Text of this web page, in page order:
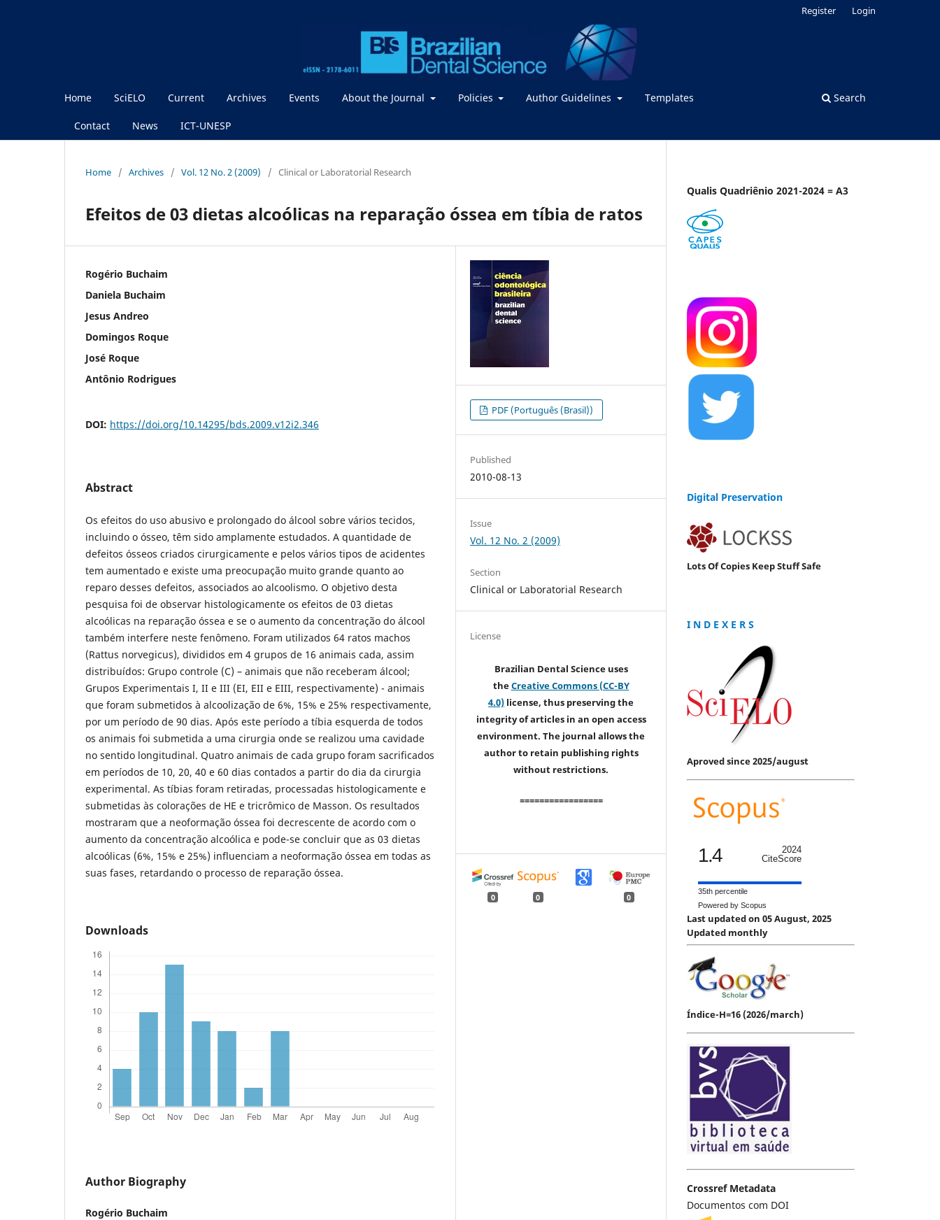
Home SciELO Current Archives Events About the Journal Policies Author Guidelines Templates
Contact News ICT-UNESP
Search
Register Login
Home / Archives / Vol. 12 No. 2 (2009) / Clinical or Laboratorial Research
Efeitos de 03 dietas alcoólicas na reparação óssea em tíbia de ratos
Rogério Buchaim
Daniela Buchaim
Jesus Andreo
Domingos Roque
José Roque
Antônio Rodrigues
DOI: https://doi.org/10.14295/bds.2009.v12i2.346
Abstract
Os efeitos do uso abusivo e prolongado do álcool sobre vários tecidos,
incluindo o ósseo, têm sido amplamente estudados. A quantidade de
defeitos ósseos criados cirurgicamente e pelos vários tipos de acidentes
tem aumentado e existe uma preocupação muito grande quanto ao
reparo desses defeitos, associados ao alcoolismo. O objetivo desta
pesquisa foi de observar histologicamente os efeitos de 03 dietas
alcoólicas na reparação óssea e se o aumento da concentração do álcool
também interfere neste fenômeno. Foram utilizados 64 ratos machos
(Rattus norvegicus), divididos em 4 grupos de 16 animais cada, assim
distribuídos: Grupo controle (C) – animais que não receberam álcool;
Grupos Experimentais I, II e III (EI, EII e EIII, respectivamente) - animais
que foram submetidos à alcoolização de 6%, 15% e 25% respectivamente,
por um período de 90 dias. Após este período a tíbia esquerda de todos
os animais foi submetida a uma cirurgia onde se realizou uma cavidade
no sentido longitudinal. Quatro animais de cada grupo foram sacrificados
em períodos de 10, 20, 40 e 60 dias contados a partir do dia da cirurgia
experimental. As tíbias foram retiradas, processadas histologicamente e
submetidas às colorações de HE e tricrômico de Masson. Os resultados
mostraram que a neoformação óssea foi decrescente de acordo com o
aumento da concentração alcoólica e pode-se concluir que as 03 dietas
alcoólicas (6%, 15% e 25%) influenciam a neoformação óssea em todas as
suas fases, retardando o processo de reparação óssea.
Downloads
Author Biography
Rogério Buchaim
PDF (Português (Brasil))
Published
2010-08-13
Issue
Vol. 12 No. 2 (2009)
Section
Clinical or Laboratorial Research
License
Brazilian Dental Science uses
theCreative Commons (CC-BY
4.0) license, thus preserving the
integrity of articles in an open access
environment. The journal allows the
author to retain publishing rights
without restrictions.
=================
0 0 0
Qualis Quadriênio 2021-2024 = A3
Digital Preservation
Lots Of Copies Keep Stuff Safe
I N D E X E R S
Aproved since 2025/august
1.4
2024
CiteScore
35th percentile
Powered by Scopus
Last updated on 05 August, 2025
Updated monthly
Índice-H=16 (2026/march)
Crossref Metadata
Documentos com DOI